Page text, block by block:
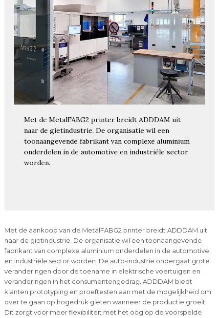
Met de MetalFABG2 printer breidt ADDDAM uit
naar de gietindustrie. De organisatie wil een
toonaangevende fabrikant van complexe aluminium
onderdelen in de automotive en industriële sector
worden.
Met de aankoop van de MetalFABG2 printer breidt ADDDAM uit
naar de gietindustrie. De organisatie wil een toonaangevende
fabrikant van complexe aluminium onderdelen in de automotive
en industriële sector worden. De auto-industrie ondergaat grote
veranderingen door de toename in elektrische voertuigen en
veranderingen in het consumentengedrag. ADDDAM biedt
klanten prototyping en proeftesten aan met de mogelijkheid om
over te gaan op hogedruk gieten wanneer de productie groeit.
Dit zorgt voor meer flexibiliteit met het oog op de voorspelde